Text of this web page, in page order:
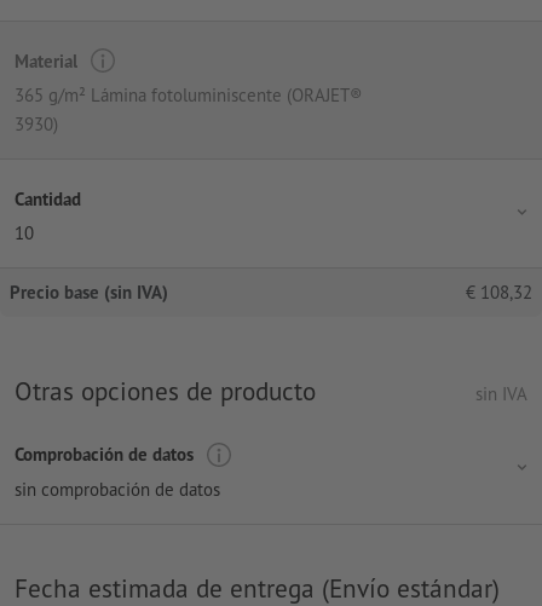
Material
365 g/m² Lámina fotoluminiscente (ORAJET®
3930)
Cantidad
10
Precio base (sin IVA) € 108,32
Otras opciones de producto sin IVA
Comprobación de datos
sin comprobación de datos
Fecha estimada de entrega (Envío estándar)